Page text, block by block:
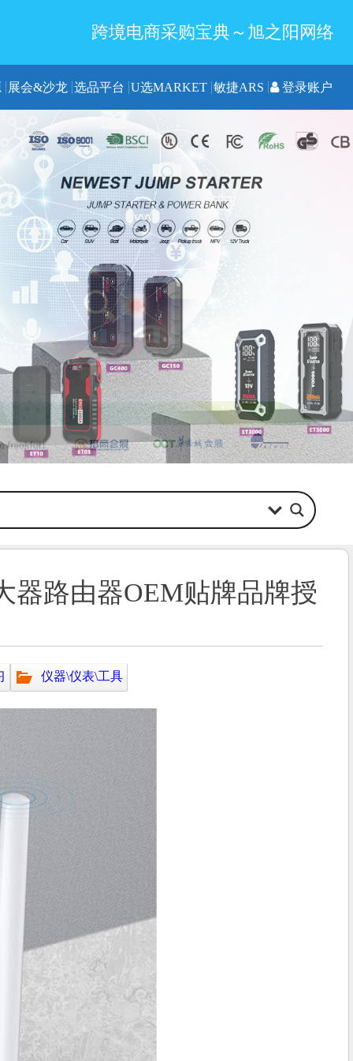
跨境电商采购宝典～旭之阳网络
展会&沙龙 选品平台 U选MARKET 敏捷ARS 登录账户
器路由器OEM贴牌品牌授
仪器\仪表\工具